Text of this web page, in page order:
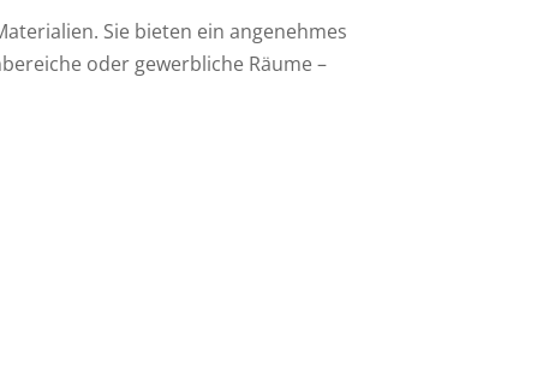
Sie bieten ein angenehmes
oder gewerbliche Räume –